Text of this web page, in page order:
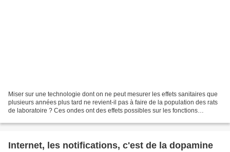
Miser sur une technologie dont on ne peut mesurer les effets sanitaires que
plusieurs années plus tard ne revient-il pas à faire de la population des rats
de laboratoire ? Ces ondes ont des effets possibles sur les fonctions
Internet, les notifications, c'est de la dopamine